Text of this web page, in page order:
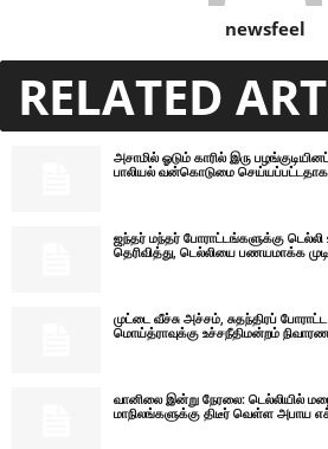
newsfeel
RELATED
அசாமில் ஓடும் காரில் இரு
பாலியல் வன்கொடுமை
ஜந்தர் மந்தர் போராட்டங்களுக்கு டெல்லி
தெரிவித்து, டெல்லியை பணயமாக்க
முட்டை வீச்சு அச்சம், சுதந்திரப்
மொய்த்ராவுக்கு உச்சநீதிமன்றம்
வானிலை இன்று நேரலை: டெல்லியில்
மாநிலங்களுக்கு திடீர் வெள்ள அபாய